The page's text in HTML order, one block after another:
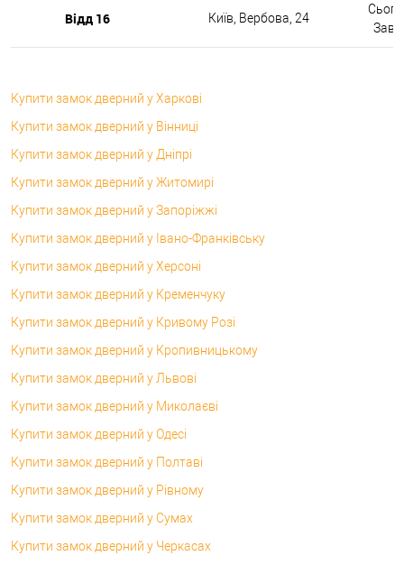
Відд 16 Київ, Вербова, 24
Купити замок дверний у Харкові
Купити замок дверний у Вінниці
Купити замок дверний у Дніпрі
Купити замок дверний у Житомирі
Купити замок дверний у Запоріжжі
Купити замок дверний у Івано-Франківську
Купити замок дверний у Херсоні
Купити замок дверний у Кременчуку
Купити замок дверний у Кривому Розі
Купити замок дверний у Кропивницькому
Купити замок дверний у Львові
Купити замок дверний у Миколаєві
Купити замок дверний у Одесі
Купити замок дверний у Полтаві
Купити замок дверний у Рівному
Купити замок дверний у Сумах
Купити замок дверний у Черкасах